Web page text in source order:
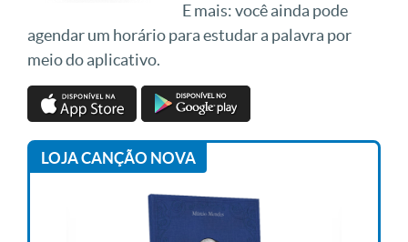
E mais: você ainda pode
agendar um horário para estudar a palavra por
meio do aplicativo.
LOJA CANÇÃO NOVA